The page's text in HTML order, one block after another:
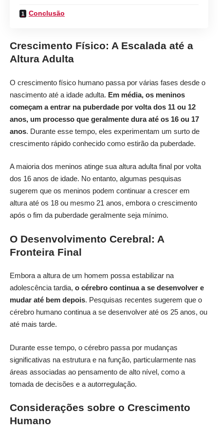
Conclusão
Crescimento Físico: A Escalada até a
Altura Adulta
O crescimento físico humano passa por várias fases desde o
nascimento até a idade adulta. Em média, os meninos
começam a entrar na puberdade por volta dos 11 ou 12
anos, um processo que geralmente dura até os 16 ou 17
anos. Durante esse tempo, eles experimentam um surto de
crescimento rápido conhecido como estirão da puberdade.
A maioria dos meninos atinge sua altura adulta final por volta
dos 16 anos de idade. No entanto, algumas pesquisas
sugerem que os meninos podem continuar a crescer em
altura até os 18 ou mesmo 21 anos, embora o crescimento
após o fim da puberdade geralmente seja mínimo.
O Desenvolvimento Cerebral: A
Fronteira Final
Embora a altura de um homem possa estabilizar na
adolescência tardia, o cérebro continua a se desenvolver e
mudar até bem depois. Pesquisas recentes sugerem que o
cérebro humano continua a se desenvolver até os 25 anos, ou
até mais tarde.
Durante esse tempo, o cérebro passa por mudanças
significativas na estrutura e na função, particularmente nas
áreas associadas ao pensamento de alto nível, como a
tomada de decisões e a autorregulação.
Considerações sobre o Crescimento
Humano